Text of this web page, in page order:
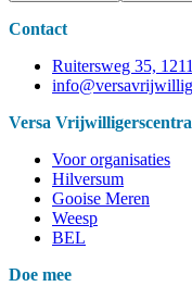
Contact
Ruitersweg 35,
Versa
Voor organisaties
Hilversum
Gooise Meren
Weesp
BEL
Doe mee